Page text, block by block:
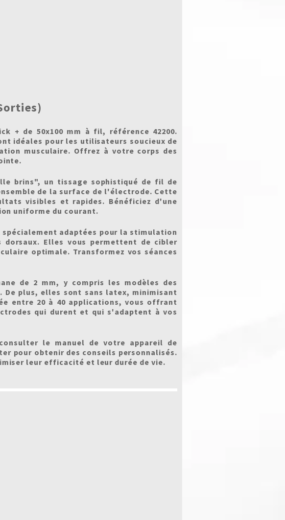
+ de 50x100 mm à fil, référence 42200.
idéales pour les utilisateurs soucieux de
musculaire. Offrez à votre corps des
brins", un tissage sophistiqué de fil de
de la surface de l'électrode. Cette
visibles et rapides. Bénéficiez d'une
uniforme du courant.
spécialement adaptées pour la stimulation
Elles vous permettent de cibler
optimale. Transformez vos séances
de 2 mm, y compris les modèles des
De plus, elles sont sans latex, minimisant
entre 20 à 40 applications, vous offrant
qui durent et qui s'adaptent à vos
le manuel de votre appareil de
pour obtenir des conseils personnalisés.
leur efficacité et leur durée de vie.